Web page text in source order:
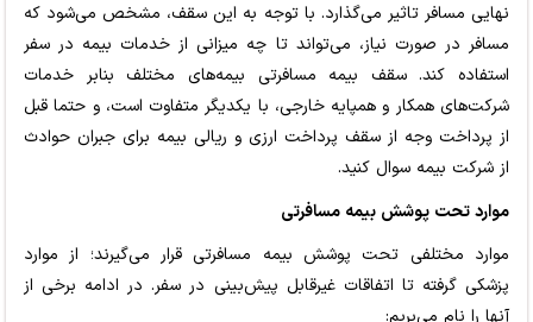
نهایی مسافر تاثیر می‌گذارد. با توجه به این سقف، مشخص می‌شود که
مسافر در صورت نیاز، می‌تواند تا چه میزانی از خدمات بیمه در سفر
استفاده کند. سقف بیمه مسافرتی بیمه‌های مختلف بنابر خدمات
شرکت‌های همکار و همپایه خارجی، با یکدیگر متفاوت است، و حتما قبل
از پرداخت وجه از سقف پرداخت ارزی و ریالی بیمه برای جبران حوادث
از شرکت بیمه سوال کنید.
موارد تحت پوشش بیمه مسافرتی
موارد مختلفی تحت پوشش بیمه مسافرتی قرار می‌گیرند؛ از موارد
پزشکی گرفته تا اتفاقات غیرقابل پیش‌بینی در سفر. در ادامه برخی از
آنها را نام می‌بریم: